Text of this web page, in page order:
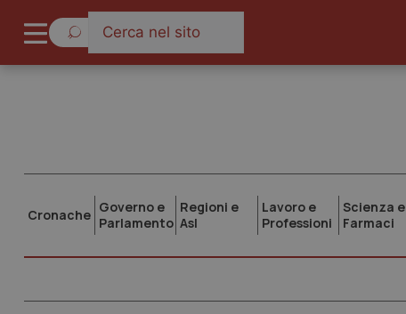
Cronache Governo e
Parlamento
Regioni e
Asl
Lavoro e
Professioni
Scienza e
Farmaci